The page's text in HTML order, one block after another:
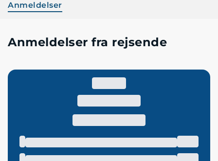
Anmeldelser
Anmeldelser fra rejsende